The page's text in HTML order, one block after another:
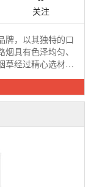
关注
牌，以其独特的口
具有色泽均匀、
草经过精心选材和
的...